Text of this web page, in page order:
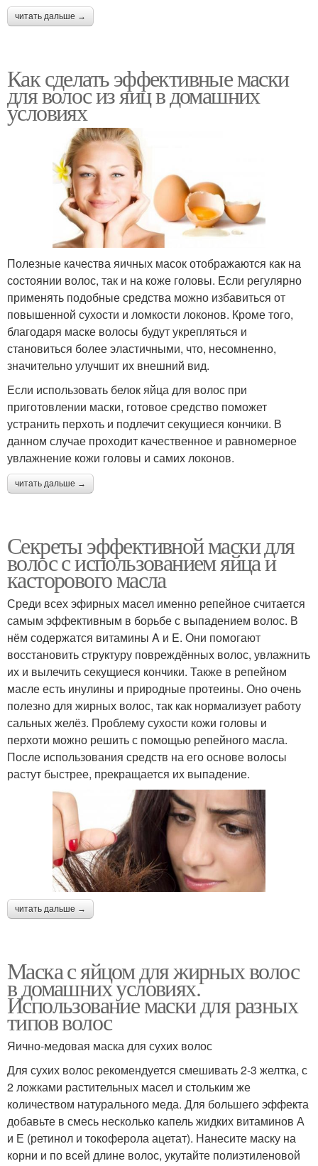
читать дальше →
Как сделать эффективные маски
для волос из яиц в домашних
условиях
Полезные качества яичных масок отображаются как на
состоянии волос, так и на коже головы. Если регулярно
применять подобные средства можно избавиться от
повышенной сухости и ломкости локонов. Кроме того,
благодаря маске волосы будут укрепляться и
становиться более эластичными, что, несомненно,
значительно улучшит их внешний вид.
Если использовать белок яйца для волос при
приготовлении маски, готовое средство поможет
устранить перхоть и подлечит секущиеся кончики. В
данном случае проходит качественное и равномерное
увлажнение кожи головы и самих локонов.
читать дальше →
Секреты эффективной маски для
волос с использованием яйца и
касторового масла
Среди всех эфирных масел именно репейное считается
самым эффективным в борьбе с выпадением волос. В
нём содержатся витамины A и E. Они помогают
восстановить структуру повреждённых волос, увлажнить
их и вылечить секущиеся кончики. Также в репейном
масле есть инулины и природные протеины. Оно очень
полезно для жирных волос, так как нормализует работу
сальных желёз. Проблему сухости кожи головы и
перхоти можно решить с помощью репейного масла.
После использования средств на его основе волосы
растут быстрее, прекращается их выпадение.
читать дальше →
Маска с яйцом для жирных волос
в домашних условиях.
Использование маски для разных
типов волос
Яично-медовая маска для сухих волос
Для сухих волос рекомендуется смешивать 2-3 желтка, с
2 ложками растительных масел и стольким же
количеством натурального меда. Для большего эффекта
добавьте в смесь несколько капель жидких витаминов А
и Е (ретинол и токоферола ацетат). Нанесите маску на
корни и по всей длине волос, укутайте полиэтиленовой